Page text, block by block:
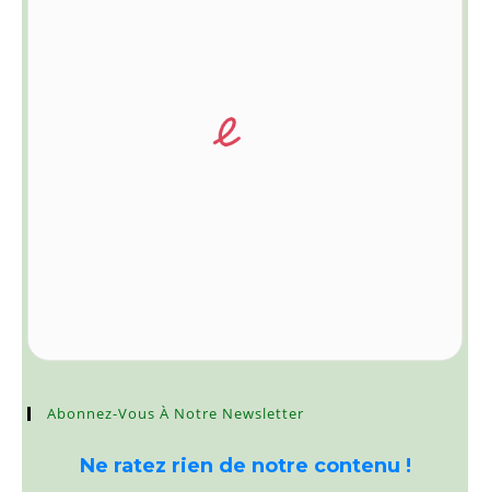
Abonnez-Vous À Notre Newsletter
Ne ratez rien de notre contenu !